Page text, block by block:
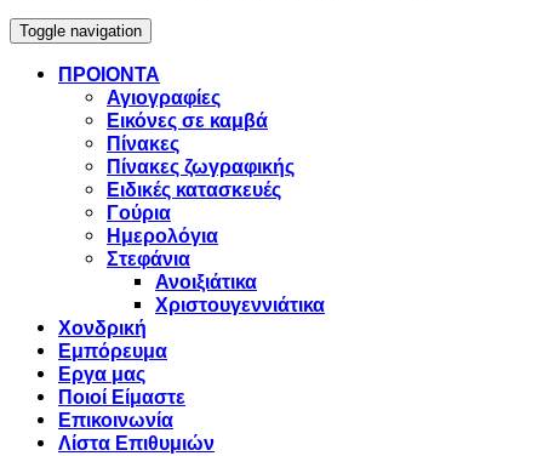
Toggle navigation
ΠΡΟΙΟΝΤΑ
Αγιογραφίες
Εικόνες σε καμβά
Πίνακες
Πίνακες ζωγραφικής
Ειδικές κατασκευές
Γούρια
Ημερολόγια
Στεφάνια
Ανοιξιάτικα
Χριστουγεννιάτικα
Χονδρική
Εμπόρευμα
Εργα μας
Ποιοί Είμαστε
Επικοινωνία
Λίστα Επιθυμιών